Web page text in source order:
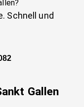
?
Schnell und
Gallen